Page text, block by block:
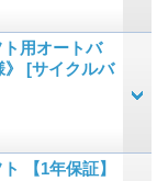
ト用オートバ
[サイクルバ
【1年保証】